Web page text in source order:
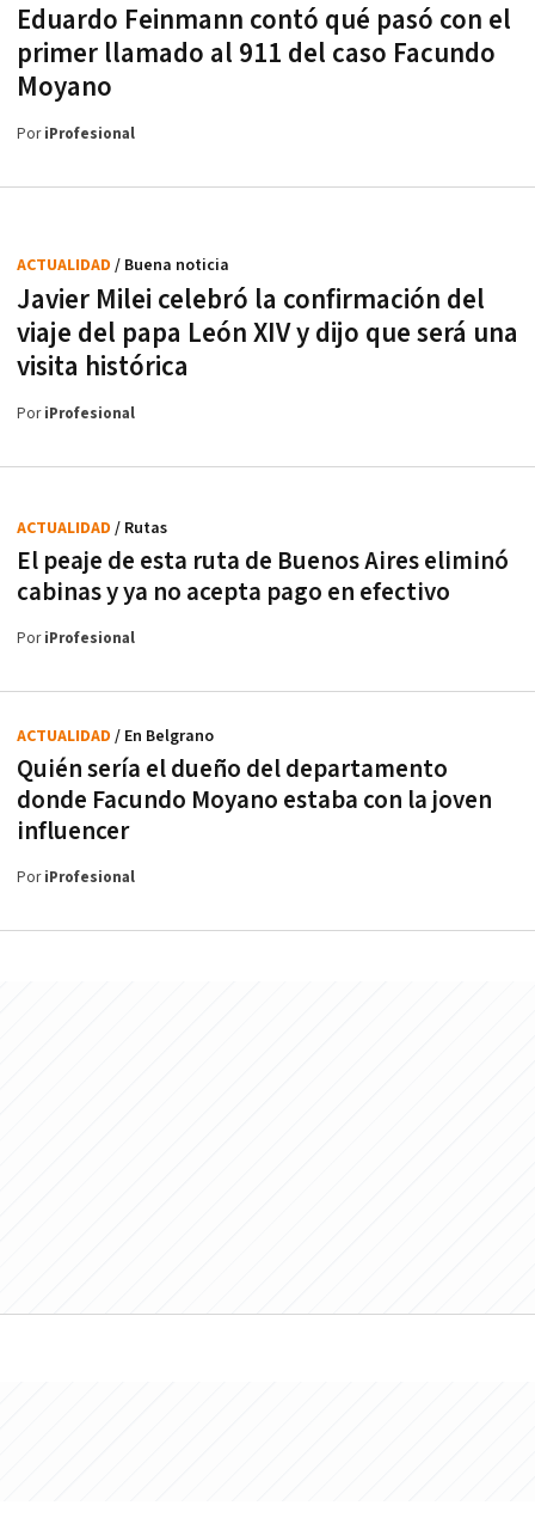
Eduardo Feinmann contó qué pasó con el
primer llamado al 911 del caso Facundo
Moyano
PoriProfesional
Javier Milei celebró la confirmación del
viaje del papa León XIV y dijo que será una
visita histórica
ACTUALIDAD / Buena noticia
PoriProfesional
El peaje de esta ruta de Buenos Aires eliminó
cabinas y ya no acepta pago en efectivo
ACTUALIDAD / Rutas
PoriProfesional
Quién sería el dueño del departamento
donde Facundo Moyano estaba con la joven
influencer
ACTUALIDAD / En Belgrano
PoriProfesional